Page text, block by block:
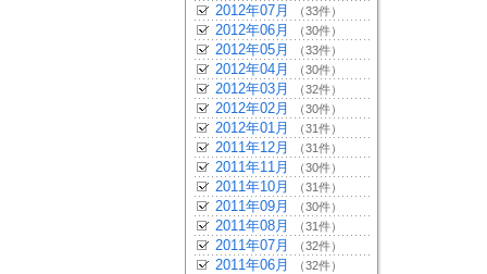
2012年07月 （33件）
2012年06月 （30件）
2012年05月 （33件）
2012年04月 （30件）
2012年03月 （32件）
2012年02月 （30件）
2012年01月 （31件）
2011年12月 （31件）
2011年11月 （30件）
2011年10月 （31件）
2011年09月 （30件）
2011年08月 （31件）
2011年07月 （32件）
2011年06月 （32件）